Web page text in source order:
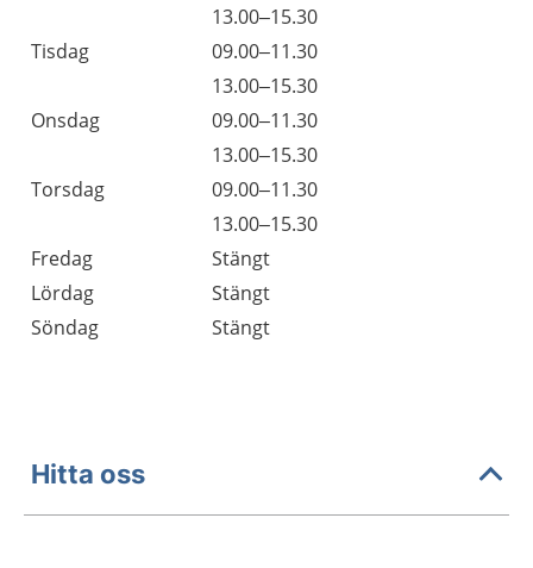
13.00–15.30
Tisdag
09.00–11.30
13.00–15.30
Onsdag
09.00–11.30
13.00–15.30
Torsdag
09.00–11.30
13.00–15.30
Fredag
Stängt
Lördag
Stängt
Söndag
Stängt
Hitta oss